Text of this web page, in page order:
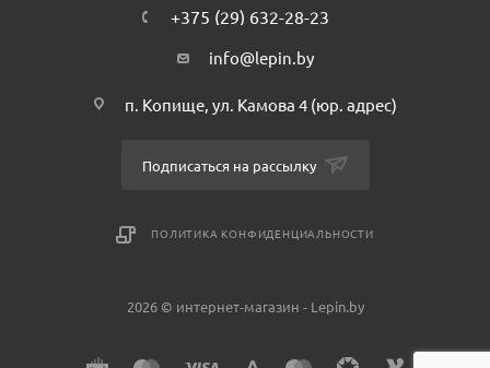
+375 (29) 632-28-23
info@lepin.by
п. Копище, ул. Камова 4 (юр. адрес)
Подписаться на рассылку
ПОЛИТИКА КОНФИДЕНЦИАЛЬНОСТИ
2026 © интернет-магазин - Lepin.by